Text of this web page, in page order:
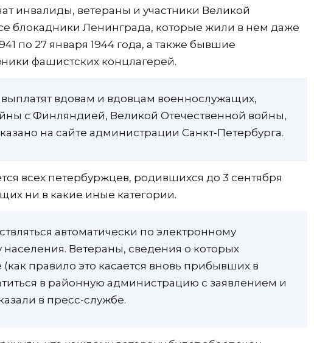
инвалиды, ветераны и участники Великой
блокадники Ленинграда, которые жили в нем даже
по 27 января 1944 года, а также бывшие
фашистских концлагерей.
выплатят вдовам и вдовцам военнослужащих,
с Финляндией, Великой Отечественной войны,
на сайте администрации Санкт-Петербурга.
всех петербуржцев, родившихся до 3 сентября
ни в какие иные категории.
автоматически по электронному
населения. Ветераны, сведения о которых
(как правило это касается вновь прибывших в
в районную администрацию с заявлением и
в пресс-службе.